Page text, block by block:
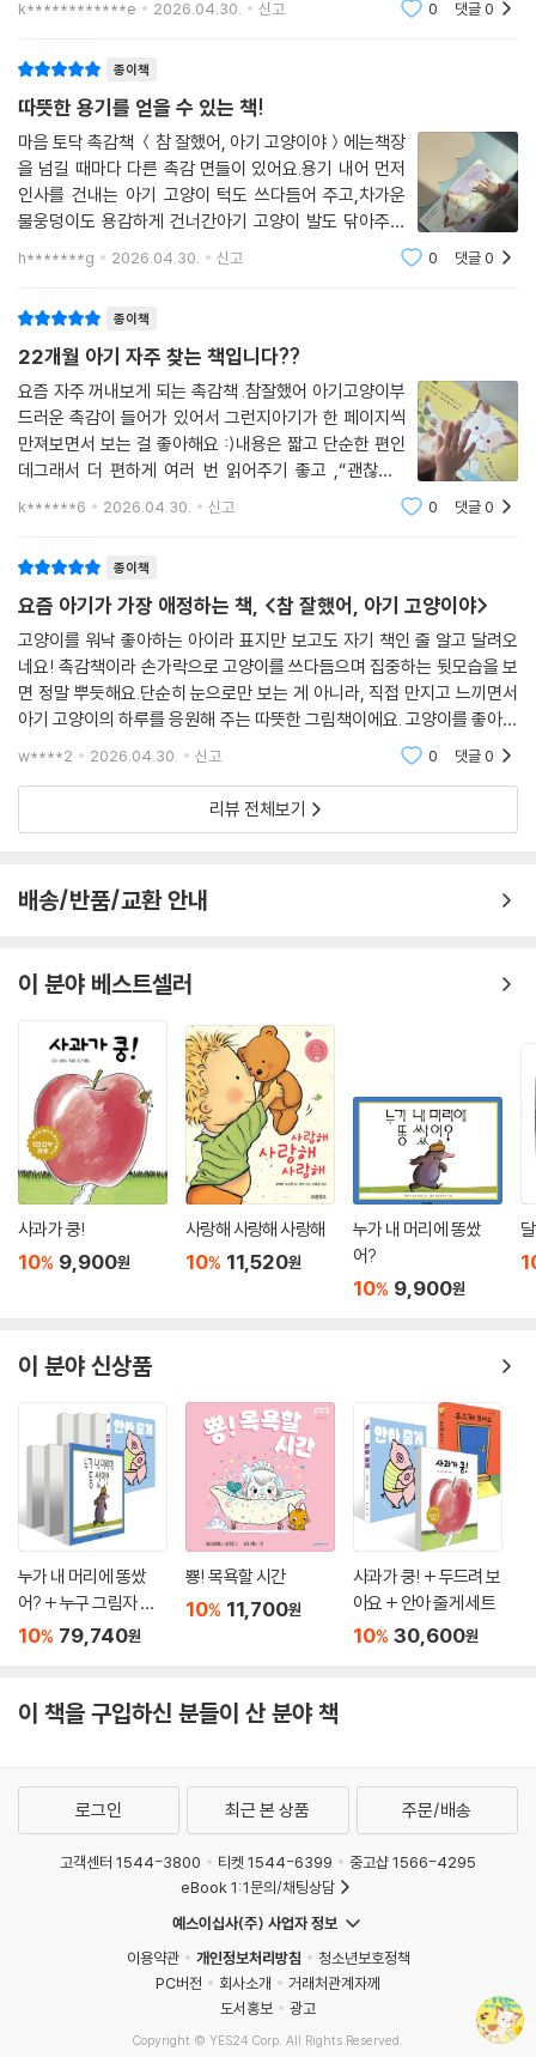
k************e 2026.04.30. 신고 0 댓글0
종이책
따뜻한 용기를 얻을 수 있는 책!
마음 토닥 촉감책 ＜참 잘했어, 아기 고양이야＞에는책장
을 넘길 때마다 다른 촉감 면들이 있어요.용기 내어 먼저
인사를 건내는 아기 고양이 턱도 쓰다듬어 주고,차가운
물웅덩이도 용감하게 건너간아기 고양이 발도 닦아주는
따뜻한 책이에요.얼마 전, 저희 아이가 큰 수술을 했는데
수술들 앞두고 함께 이 책을 읽으며아기 고양이처럼 용기
h*******g 2026.04.30. 신고 0 댓글0
종이책
22개월 아기 자주 찾는 책입니다??
요즘 자주 꺼내보게 되는 촉감책 .참잘했어 아기고양이부
드러운 촉감이 들어가 있어서 그런지아기가 한 페이지씩
만져보면서 보는 걸 좋아해요 :)내용은 짧고 단순한 편인
데그래서 더 편하게 여러 번 읽어주기 좋고 ,“괜찮아”,
“잘했어” 같은 말도 자연스럽게 건네게 되더라구요읽어
k******6 2026.04.30. 신고 0 댓글0
종이책
요즘 아기가 가장 애정하는 책, <참 잘했어, 아기 고양이야>
고양이를 워낙 좋아하는 아이라 표지만 보고도 자기 책인 줄 알고 달려오
네요! 촉감책이라 손가락으로 고양이를 쓰다듬으며 집중하는 뒷모습을 보
면 정말 뿌듯해요.단순히 눈으로만 보는 게 아니라, 직접 만지고 느끼면서
아기 고양이의 하루를 응원해 주는 따뜻한 그림책이에요. 고양이를 좋아하
는 아기라면 무조건 성공할 수밖에 없는 필수템! 오늘도 덕분에 몽글몽글
w****2 2026.04.30. 신고 0 댓글0
리뷰 전체보기
배송/반품/교환 안내
이 분야 베스트셀러
사과가 쿵!
10% 9,900원
사랑해 사랑해 사랑해
10% 11,520원
누가 내 머리에 똥쌌
어?
10% 9,900원
이 분야 신상품
누가 내 머리에 똥쌌
어? + 누구 그림자 일
까? + 사과가 쿵! + 두
랑해 사랑해 + 안아 줄
10% 79,740원
뿅! 목욕할 시간
10% 11,700원
사과가 쿵! + 두드려 보
아요 + 안아 줄게 세트
10% 30,600원
이 책을 구입하신 분들이 산 분야 책
로그인 최근 본 상품 주문/배송
고객센터 1544-3800 티켓 1544-6399
중고샵 1566-4295
eBook 1:1문의/채팅상담
예스이십사(주) 사업자 정보
이용약관
개인정보처리방침
청소년보호정책
PC버전
회사소개
거래처관계자께
도서홍보
광고
Copyright © YES24 Corp. All Rights Reserved.